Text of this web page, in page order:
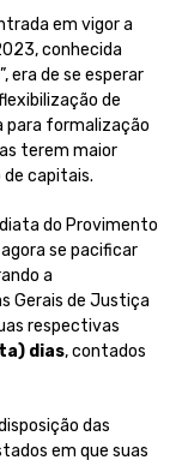
em vigor a
conhecida
”, era de se esperar
de
para formalização
terem maior
capitais.
do Provimento
se pacificar
a
Gerais de Justiça
respectivas
dias, contados
das
em que suas